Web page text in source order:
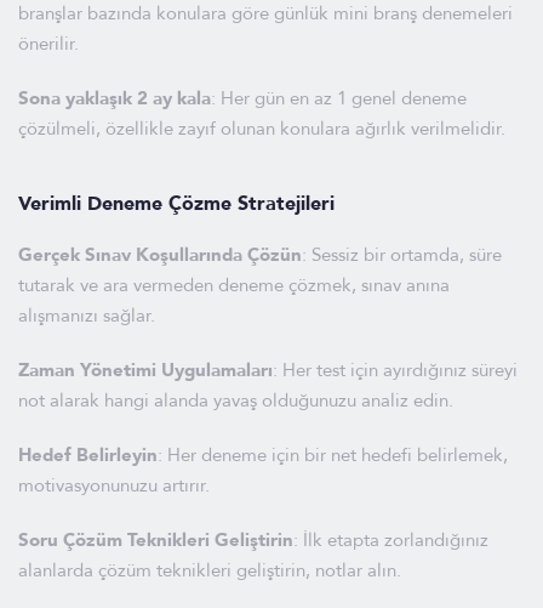
branşlar bazında konulara göre günlük mini branş denemeleri
önerilir.
Sona yaklaşık 2 ay kala: Her gün en az 1 genel deneme
çözülmeli, özellikle zayıf olunan konulara ağırlık verilmelidir.
Verimli Deneme Çözme Stratejileri
Gerçek Sınav Koşullarında Çözün: Sessiz bir ortamda, süre
tutarak ve ara vermeden deneme çözmek, sınav anına
alışmanızı sağlar.
Zaman Yönetimi Uygulamaları: Her test için ayırdığınız süreyi
not alarak hangi alanda yavaş olduğunuzu analiz edin.
Hedef Belirleyin: Her deneme için bir net hedefi belirlemek,
motivasyonunuzu artırır.
Soru Çözüm Teknikleri Geliştirin: İlk etapta zorlandığınız
alanlarda çözüm teknikleri geliştirin, notlar alın.